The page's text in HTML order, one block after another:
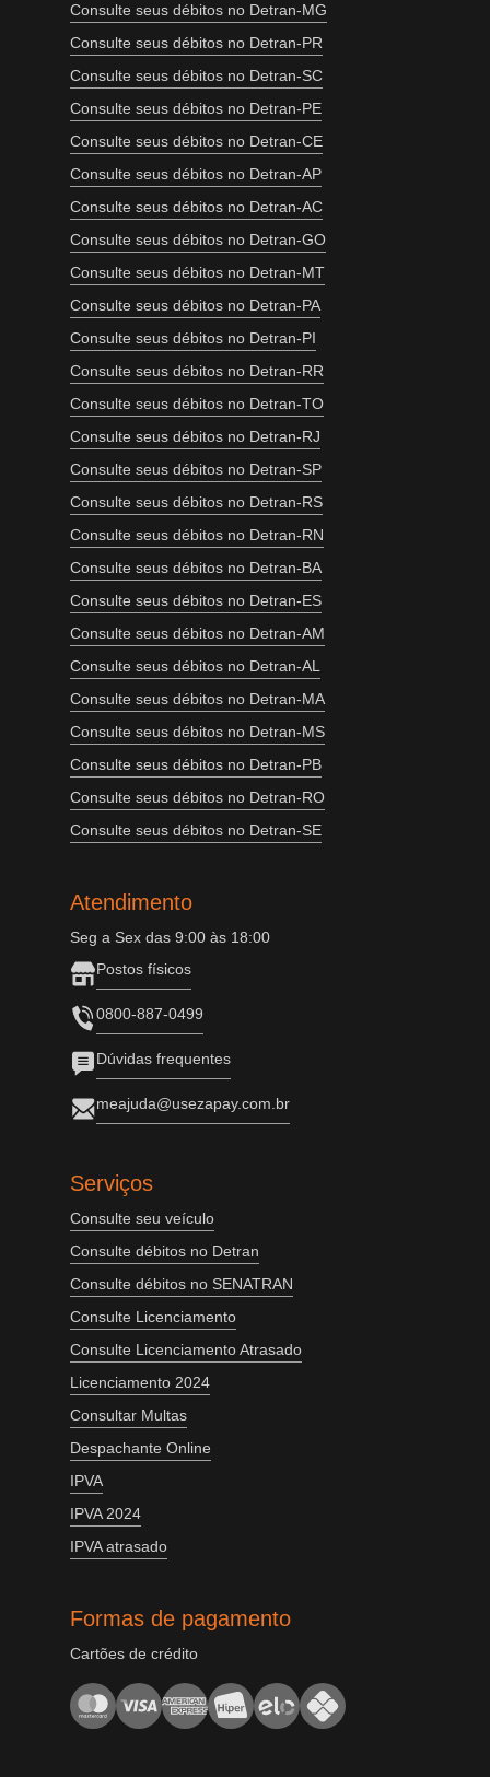
Consulte seus débitos no Detran-MG
Consulte seus débitos no Detran-PR
Consulte seus débitos no Detran-SC
Consulte seus débitos no Detran-PE
Consulte seus débitos no Detran-CE
Consulte seus débitos no Detran-AP
Consulte seus débitos no Detran-AC
Consulte seus débitos no Detran-GO
Consulte seus débitos no Detran-MT
Consulte seus débitos no Detran-PA
Consulte seus débitos no Detran-PI
Consulte seus débitos no Detran-RR
Consulte seus débitos no Detran-TO
Consulte seus débitos no Detran-RJ
Consulte seus débitos no Detran-SP
Consulte seus débitos no Detran-RS
Consulte seus débitos no Detran-RN
Consulte seus débitos no Detran-BA
Consulte seus débitos no Detran-ES
Consulte seus débitos no Detran-AM
Consulte seus débitos no Detran-AL
Consulte seus débitos no Detran-MA
Consulte seus débitos no Detran-MS
Consulte seus débitos no Detran-PB
Consulte seus débitos no Detran-RO
Consulte seus débitos no Detran-SE
Atendimento
Seg a Sex das 9:00 às 18:00
Postos físicos
0800-887-0499
Dúvidas frequentes
meajuda@usezapay.com.br
Serviços
Consulte seu veículo
Consulte débitos no Detran
Consulte débitos no SENATRAN
Consulte Licenciamento
Consulte Licenciamento Atrasado
Licenciamento 2024
Consultar Multas
Despachante Online
IPVA
IPVA 2024
IPVA atrasado
Formas de pagamento
Cartões de crédito